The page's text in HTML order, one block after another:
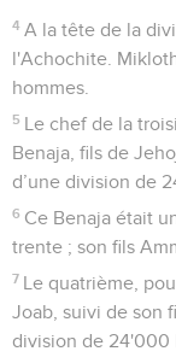
4 A la tête de la
l'Achochite.
hommes.
5 Le chef de la
Benaja, fils de
d’une division de
6 Ce Benaja était
trente ; son fils
7 Le quatrième,
Joab, suivi de son
division de 24'000